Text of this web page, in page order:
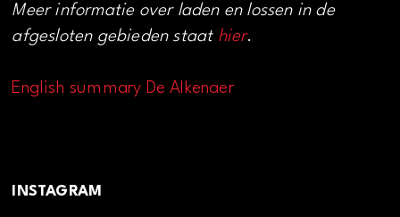
Meer informatie over laden en lossen in de
afgesloten gebieden staat hier.
English summary De Alkenaer
INSTAGRAM